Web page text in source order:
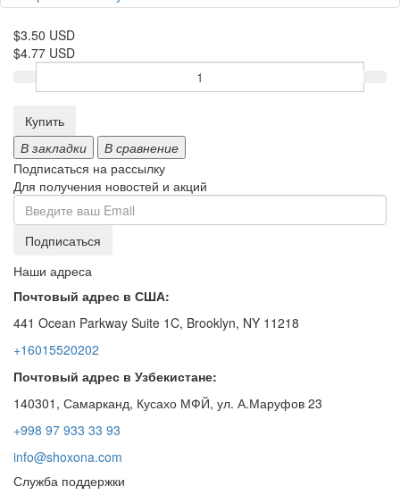
$3.50 USD
$4.77 USD
Купить
В закладки
В сравнение
Подписаться на рассылку
Для получения новостей и акций
Наши адреса
Почтовый адрес в США:
441 Ocean Parkway Suite 1C, Brooklyn, NY 11218
+16015520202
Почтовый адрес в Узбекистане:
140301, Самарканд, Кусахо МФЙ, ул. А.Маруфов 23
+998 97 933 33 93
info@shoxona.com
Служба поддержки